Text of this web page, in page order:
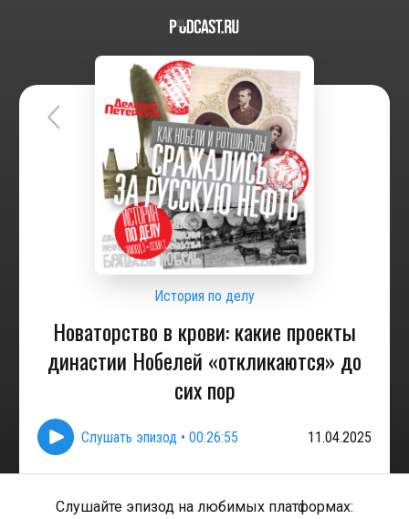
История по делу
Новаторство в крови: какие проекты
династии Нобелей «откликаются» до
сих пор
Слушать эпизод • 00:26:55 11.04.2025
Слушайте эпизод на любимых платформах: